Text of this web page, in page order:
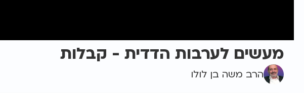
מעשים לערבות הדדית - קבלות
הרב משה בן לולו